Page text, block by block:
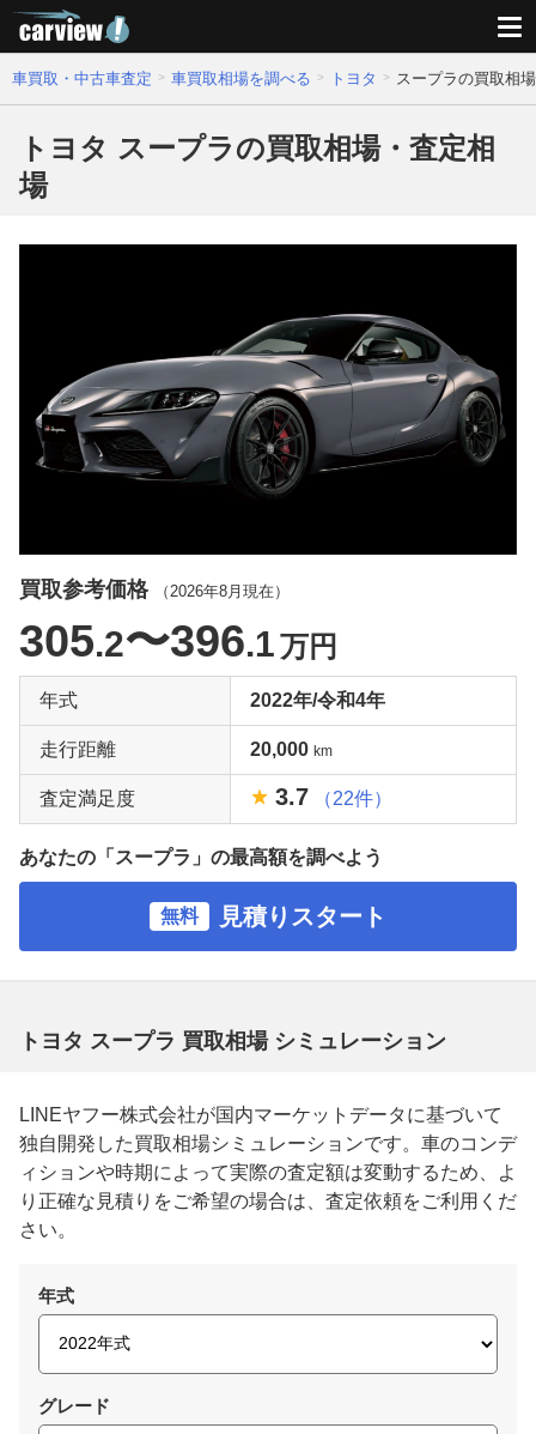
車買取・中古車査定 車買取相場を調べる トヨタ スープラの買取相
トヨタ スープラの買取相場・査定相
場
買取参考価格 （ 2026年8月 現在）
305.2〜396.1万円
年式 2022年/令和4年
走行距離 20,000 km
査定満足度 3.7 （22件）
あなたの「スープラ」の最高額を調べよう
無料 見積りスタート
トヨタ スープラ 買取相場 シミュレーション
LINEヤフー株式会社が国内マーケットデータに基づいて
独自開発した買取相場シミュレーションです。車のコンデ
ィションや時期によって実際の査定額は変動するため、よ
り正確な見積りをご希望の場合は、査定依頼をご利用くだ
さい。
年式
グレード